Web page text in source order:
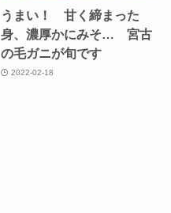
うまい！ 甘く締まった
身、濃厚かにみそ… 宮古
の毛ガニが旬です
2022-02-18